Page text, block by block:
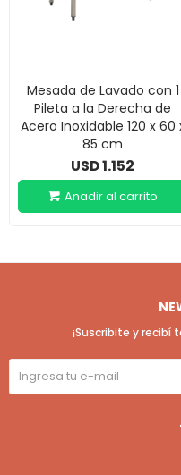
Mesada de Lavado con 1
Pileta a la Derecha de
Acero Inoxidable 120 x 60
85 cm
USD1.152
¡Suscribite y recibí